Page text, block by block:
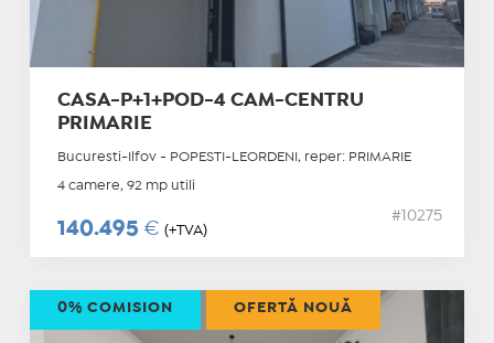
CASA-P+1+POD-4 CAM-CENTRU
PRIMARIE
Bucuresti-Ilfov - POPESTI-LEORDENI, reper: PRIMARIE
4 camere, 92 mp utili
140.495 € (+TVA)
#10275
0% COMISION OFERTĂ NOUĂ